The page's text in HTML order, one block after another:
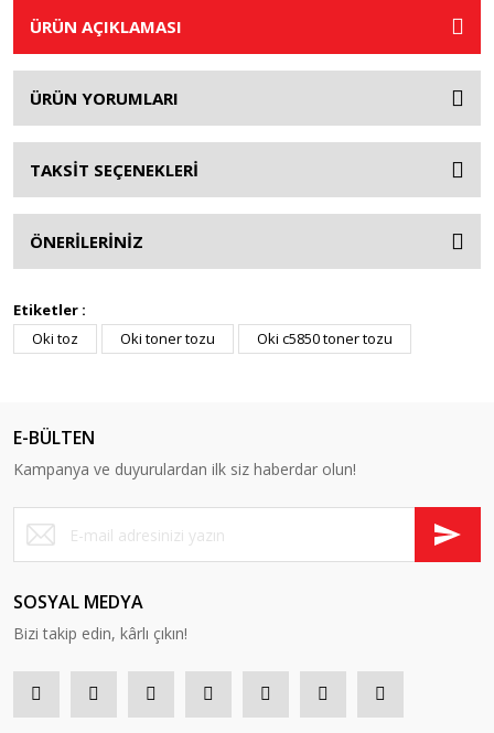
ÜRÜN AÇIKLAMASI
ÜRÜN YORUMLARI
TAKSİT SEÇENEKLERİ
ÖNERİLERİNİZ
Etiketler :
Oki toz
Oki toner tozu Oki c5850 toner tozu
E-BÜLTEN
Kampanya ve duyurulardan ilk siz haberdar olun!
SOSYAL MEDYA
Bizi takip edin, kârlı çıkın!